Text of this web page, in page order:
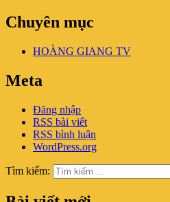
Chuyên mục
HOÀNG GIANG TV
Meta
Đăng nhập
RSS bài viết
RSS bình luận
WordPress.org
Tìm kiếm: